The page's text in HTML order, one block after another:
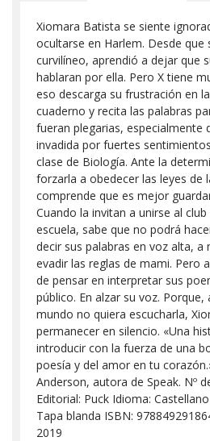
Xiomara Batista se siente
ocultarse en Harlem. Desde que
curvilíneo, aprendió a dejar que
hablaran por ella. Pero X tiene
eso descarga su frustración en
cuaderno y recita las palabras
fueran plegarias, especialmente
invadida por fuertes
clase de Biología. Ante la
forzarla a obedecer las leyes de
comprende que es mejor
Cuando la invitan a unirse al
escuela, sabe que no podrá
decir sus palabras en voz alta, a
evadir las reglas de mami. Pero
de pensar en interpretar sus
público. En alzar su voz. Porque,
mundo no quiera escucharla,
permanecer en silencio. «Una
introducir con la fuerza de una
poesía y del amor en tu
Anderson, autora de Speak. Nº
Editorial: Puck Idioma:
Tapa blanda ISBN:
2019